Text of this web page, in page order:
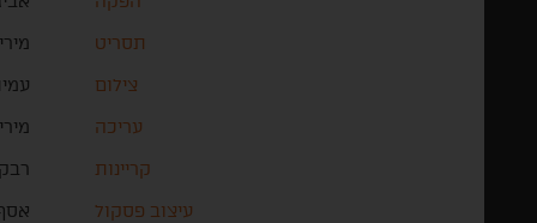
תסריט
צילום
עריכה
קריינות
עיצוב פסקול